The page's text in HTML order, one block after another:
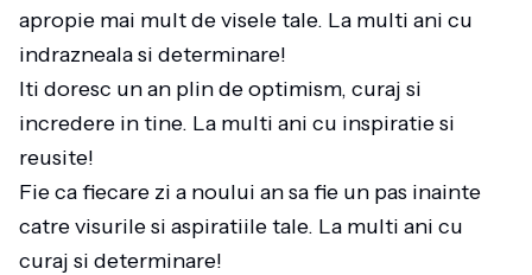
apropie mai mult de visele tale. La multi ani cu
indrazneala si determinare!
Iti doresc un an plin de optimism, curaj si
incredere in tine. La multi ani cu inspiratie si
reusite!
Fie ca fiecare zi a noului an sa fie un pas inainte
catre visurile si aspiratiile tale. La multi ani cu
curaj si determinare!